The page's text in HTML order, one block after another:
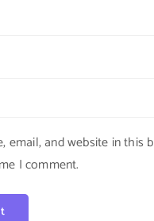
email, and website in this
I comment.